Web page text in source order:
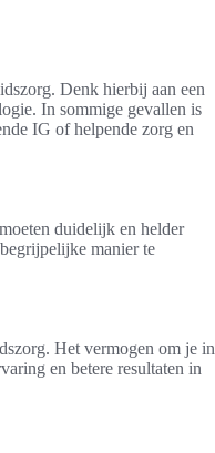
Denk hierbij aan een
In sommige gevallen is
IG of helpende zorg en
duidelijk en helder
manier te
Het vermogen om je in
en betere resultaten in